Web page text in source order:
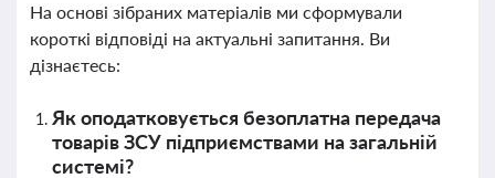
На основі зібраних матеріалів ми сформували
короткі відповіді на актуальні запитання. Ви
дізнаєтесь:
Як оподатковується безоплатна передача
товарів ЗСУ підприємствами на загальній
системі?